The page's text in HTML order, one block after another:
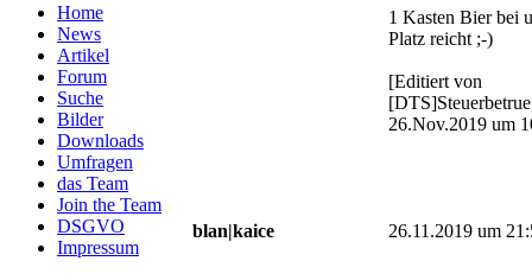
Home
News
Artikel
Forum
Suche
Bilder
Downloads
Umfragen
das Team
Join the Team
DSGVO
Impressum
1 Kasten Bier bei
Platz reicht ;-)
[Editiert von
26.Nov.2019 um
blan|kaice 26.11.2019 um